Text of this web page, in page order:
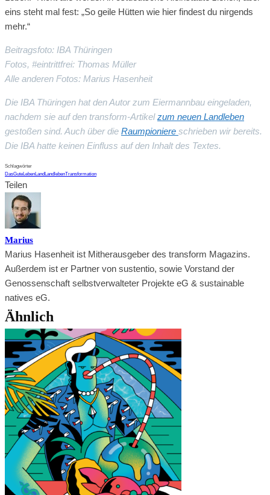
eins steht mal fest: „So geile Hütten wie hier findest du nirgends
mehr.“
Beitragsfoto: IBA Thüringen
Fotos, #eintrittfrei: Thomas Müller
Alle anderen Fotos: Marius Hasenheit
Die IBA Thüringen hat den Autor zum Eiermannbau eingeladen,
nachdem sie auf den transform-Artikelzum neuen Landleben
gestoßen sind. Auch über die Raumpioniere schrieben wir bereits.
Die IBA hatte keinen Einfluss auf den Inhalt des Textes.
Schlagwörter
DasGuteLeben Land LandlebenTransformation
Teilen
Marius
Marius Hasenheit ist Mitherausgeber des transform Magazins.
Außerdem ist er Partner von sustentio, sowie Vorstand der
Genossenschaft selbstverwalteter Projekte eG & sustainable
natives eG.
Ähnlich